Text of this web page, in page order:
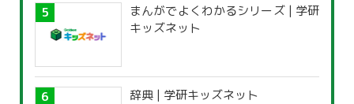
まんがでよくわかるシリーズ | 学研
キッズネット
辞典 | 学研キッズネット